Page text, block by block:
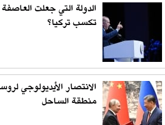
الدولة التي جعلت
تكسب تركيا؟
الانتصار الأيديولوجي
منطقة الساحل